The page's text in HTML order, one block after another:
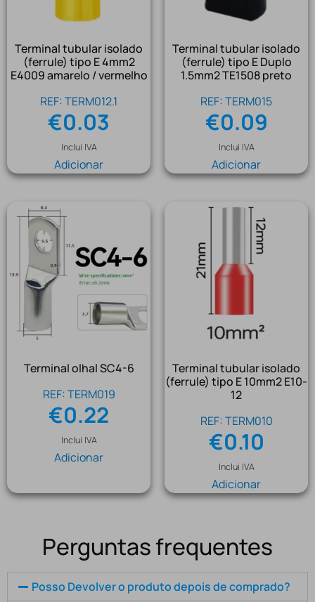
Terminal tubular isolado
(ferrule) tipo E 4mm2
E4009 amarelo / vermelho
REF: TERM012.1
€0.03
Inclui IVA
Adicionar
Terminal tubular isolado
(ferrule) tipo E Duplo
1.5mm2 TE1508 preto
REF: TERM015
€0.09
Inclui IVA
Adicionar
Terminal olhal SC4-6
REF: TERM019
€0.22
Inclui IVA
Adicionar
Terminal tubular isolado
(ferrule) tipo E 10mm2 E10-
12
REF: TERM010
€0.10
Inclui IVA
Adicionar
Perguntas frequentes
Posso Devolver o produto depois de comprado?